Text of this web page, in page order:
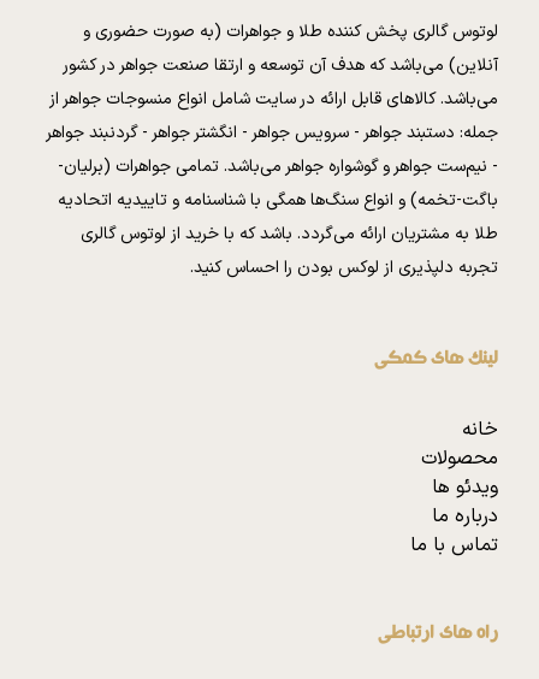
لوتوس گالری پخش کننده طلا و جواهرات (به صورت حضوری و
آنلاین) می‌باشد که هدف آن توسعه و ارتقا صنعت جواهر در کشور
می‌باشد. کالا‌های قابل ارائه در سایت شامل انواع منسوجات جواهر از
جمله: دستبند جواهر - سرویس جواهر - انگشتر جواهر - گردنبند جواهر
- نیم‌ست جواهر و گوشواره جواهر می‌باشد. تمامی جواهرات (برلیان-
باگت-تخمه) و انواع سنگ‌ها همگی با شناسنامه و تاییدیه اتحادیه
طلا به مشتریان ارائه می‌گردد. باشد که با خرید از لوتوس گالری
تجربه دلپذیری از لوکس بودن را احساس کنید.
لینک های کمکی
خانه
محصولات
ویدئو ها
درباره ما
تماس با ما
راه های ارتباطی